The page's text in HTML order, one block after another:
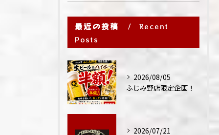
最近の投稿
Recent
Posts
2026/08/05
ふじみ野店限定企画！
2026/07/21